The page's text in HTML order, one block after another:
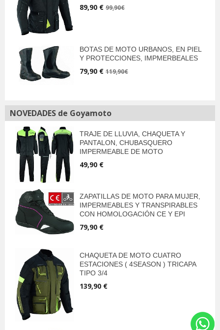
89,90 € 99,90€
BOTAS DE MOTO URBANOS, EN PIEL
Y PROTECCIONES, IMPMERBEALES
79,90 € 119,90€
NOVEDADES de Goyamoto
TRAJE DE LLUVIA, CHAQUETA Y
PANTALON, CHUBASQUERO
IMPERMEABLE DE MOTO
49,90 €
ZAPATILLAS DE MOTO PARA MUJER,
IMPERMEABLES Y TRANSPIRABLES
CON HOMOLOGACIÓN CE Y EPI
79,90 €
CHAQUETA DE MOTO CUATRO
ESTACIONES ( 4SEASON ) TRICAPA
TIPO 3/4
139,90 €